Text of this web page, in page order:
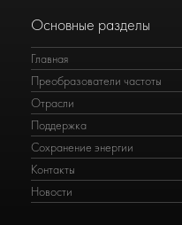
Основные разделы
Главная
Преобразователи частоты
Отрасли
Поддержка
Сохранение энергии
Контакты
Новости